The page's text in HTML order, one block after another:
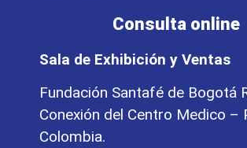
Consulta online
Sala de Exhibición y Ventas
Fundación Santafé de Bogotá
Conexión del Centro Medico
Colombia.